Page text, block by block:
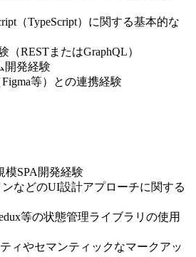
（TypeScript）に関する基本的な
（RESTまたはGraphQL）
開発経験
等）との連携経験
模SPA開発経験
などのUI設計アプローチに関する
等の状態管理ライブラリの使用
ィやセマンティックなマークアッ